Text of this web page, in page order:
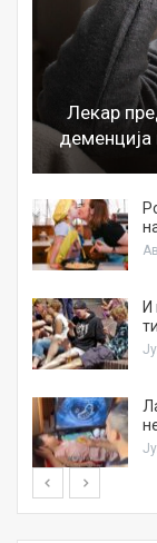
Лекар
деменција
И